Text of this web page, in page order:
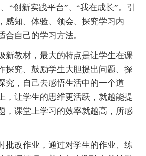
“创新实践平台”、“我在成长”。引
感知、体验、领会、探究学习内
合自己的学习方法。
新教材，最大的特点是让学生在课
探究、鼓励学生大胆提出问题、探
究，自己去感悟生活中的一个道
，让学生的思维更活跃，就越能提
，课堂上学习的效率就越高，所感
批改作业，通过对学生的作业、练